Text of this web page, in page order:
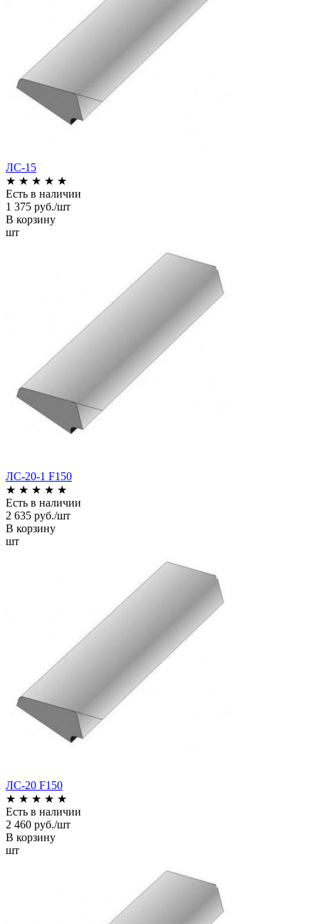
ЛС-15
★ ★ ★ ★ ★
Есть в наличии
1 375 руб./шт
В корзину
шт
ЛС-20-1 F150
★ ★ ★ ★ ★
Есть в наличии
2 635 руб./шт
В корзину
шт
ЛС-20 F150
★ ★ ★ ★ ★
Есть в наличии
2 460 руб./шт
В корзину
шт